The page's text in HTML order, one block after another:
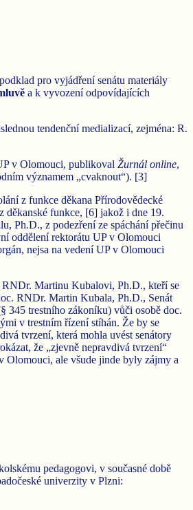
pro vyjádření senátu materiály
a k vyvození odpovídajících
tendenční medializací, zejména: R.
v Olomouci, publikoval Žurnál online,
významem „cvaknout“). [3]
z funkce děkana Přírodovědecké
děkanské funkce, [6] jakož i dne 19.
Ph.D., z podezření ze spáchání přečinu
oddělení rektorátu UP v Olomouci
nejsa na vedení UP v Olomouci
Martinu Kubalovi, Ph.D., kteří se
RNDr. Martin Kubala, Ph.D., Senát
345 trestního zákoníku) vůči osobě doc.
v trestním řízení stíhán. Že by se
tvrzení, která mohla uvést senátory
že „zjevně nepravdivá tvrzení“
Olomouci, ale všude jinde byly zájmy a
pedagogovi, v současné době
univerzity v Plzni: